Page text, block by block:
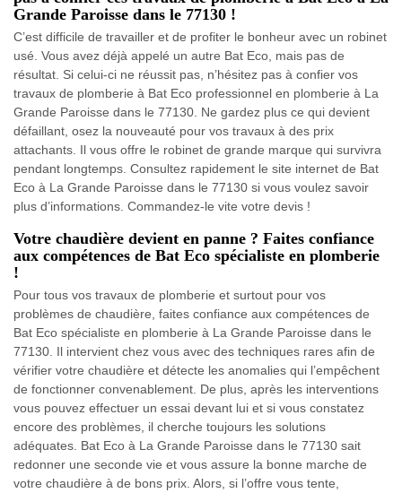
Grande Paroisse dans le 77130 !
C’est difficile de travailler et de profiter le bonheur avec un robinet
usé. Vous avez déjà appelé un autre Bat Eco, mais pas de
résultat. Si celui-ci ne réussit pas, n’hésitez pas à confier vos
travaux de plomberie à Bat Eco professionnel en plomberie à La
Grande Paroisse dans le 77130. Ne gardez plus ce qui devient
défaillant, osez la nouveauté pour vos travaux à des prix
attachants. Il vous offre le robinet de grande marque qui survivra
pendant longtemps. Consultez rapidement le site internet de Bat
Eco à La Grande Paroisse dans le 77130 si vous voulez savoir
plus d’informations. Commandez-le vite votre devis !
Votre chaudière devient en panne ? Faites confiance
aux compétences de Bat Eco spécialiste en plomberie
!
Pour tous vos travaux de plomberie et surtout pour vos
problèmes de chaudière, faites confiance aux compétences de
Bat Eco spécialiste en plomberie à La Grande Paroisse dans le
77130. Il intervient chez vous avec des techniques rares afin de
vérifier votre chaudière et détecte les anomalies qui l’empêchent
de fonctionner convenablement. De plus, après les interventions
vous pouvez effectuer un essai devant lui et si vous constatez
encore des problèmes, il cherche toujours les solutions
adéquates. Bat Eco à La Grande Paroisse dans le 77130 sait
redonner une seconde vie et vous assure la bonne marche de
votre chaudière à de bons prix. Alors, si l’offre vous tente,